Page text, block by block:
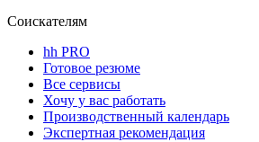
Соискателям
hh PRO
Готовое резюме
Все сервисы
Хочу у вас работать
Производственный календарь
Экспертная рекомендация